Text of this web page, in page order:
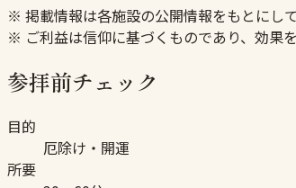
※ 掲載情報は各施設の公開情報をもとにし
※ ご利益は信仰に基づくものであり、効果
参拝前チェック
目的
厄除け・開運
所要